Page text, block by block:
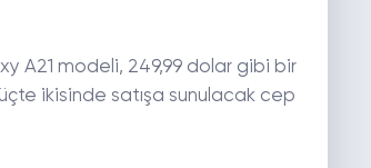
A21 modeli, 249,99 dolar gibi bir
ikisinde satışa sunulacak cep